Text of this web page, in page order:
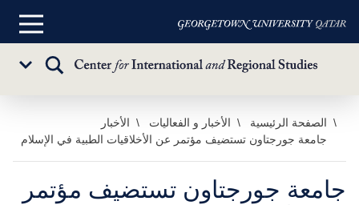
تخطي
المحتوى
الرئيسي
القائمة
تبديل
الصفحة الرئيسية الأخبار و الفعاليات
الأخبار
جامعة جورجتاون تستضيف مؤتمر عن الأخلاقيات الطبية في الإسلام
جامعة جورجتاون تستضيف مؤتمر